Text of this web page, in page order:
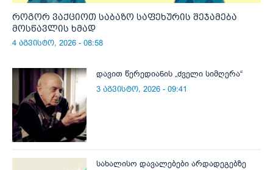
როგორ ვაქციოთ საბაზო საფეხურის შეჯამება
მოსწავლის ხმად
4 აგვისტო, 2026 - 08:58
დავით წერედიანის „ძველი სიმღერა“
3 აგვისტო, 2026 - 09:41
სახალისო დავალებები არდადეგებზე